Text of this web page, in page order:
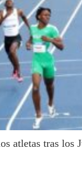
atletas tras los